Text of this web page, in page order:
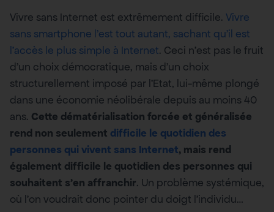
Vivre sans Internet est extrêmement difficile. Vivre
sans smartphone l’est tout autant, sachant qu’il est
l’accès le plus simple à Internet. Ceci n’est pas le fruit
d’un choix démocratique, mais d’un choix
structurellement imposé par l’Etat, lui-même plongé
dans une économie néolibérale depuis au moins 40
ans. Cette dématérialisation forcée et généralisée
rend non seulement difficile le quotidien des
personnes qui vivent sans Internet, mais rend
également difficile le quotidien des personnes qui
souhaitent s’en affranchir. Un problème systémique,
où l’on voudrait donc pointer du doigt l’individu…